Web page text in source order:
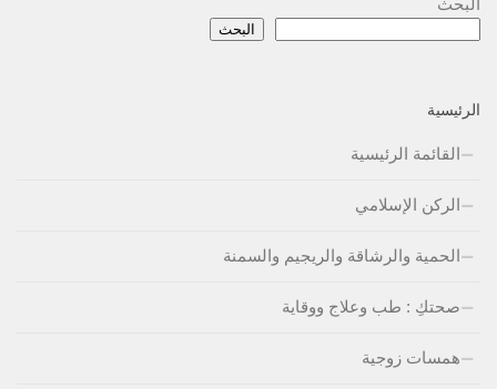
البحث
البحث
الرئيسية
القائمة الرئيسية
الركن الإسلامي
الحمية والرشاقة والريجيم والسمنة
صحتكِ : طب وعلاج ووقاية
همسات زوجية